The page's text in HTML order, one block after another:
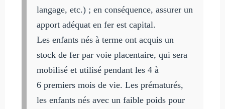
langage, etc.) ; en conséquence, assurer un
apport adéquat en fer est capital.
Les enfants nés à terme ont acquis un
stock de fer par voie placentaire, qui sera
mobilisé et utilisé pendant les 4 à
6 premiers mois de vie. Les prématurés,
les enfants nés avec un faible poids pour